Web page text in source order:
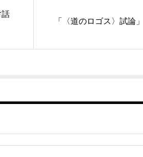
「〈道のロゴス〉試論」